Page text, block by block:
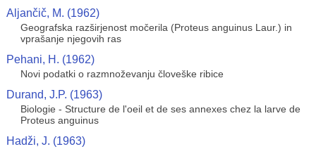
Aljančič, M. (1962)
Geografska razširjenost močerila (Proteus anguinus Laur.) in
vprašanje njegovih ras
Pehani, H. (1962)
Novi podatki o razmnoževanju človeške ribice
Durand, J.P. (1963)
Biologie - Structure de l'oeil et de ses annexes chez la larve de
Proteus anguinus
Hadži, J. (1963)